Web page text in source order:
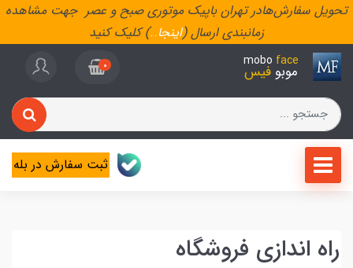
تحویل سفارش‌هادر تهران باپیک موتوری صبح و عصر جهت مشاهده
زمانبندی ارسال (اینجا..) کلیک کنید
mobo face
موبو فیس 0
ثبت سفارش در بله
راه اندازی فروشگاه